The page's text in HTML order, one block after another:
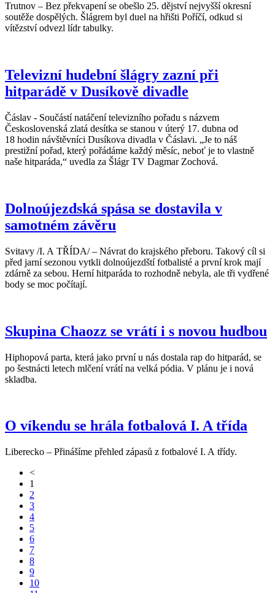
Trutnov – Bez překvapení se obešlo 25. dějství nejvyšší okresní
soutěže dospělých. Šlágrem byl duel na hřišti Poříčí, odkud si
vítězství odvezl lídr tabulky.
Televizní hudební šlágry zazní při
hitparádě v Dusíkově divadle
Čáslav - Součástí natáčení televizního pořadu s názvem
Československá zlatá desítka se stanou v úterý 17. dubna od
18 hodin návštěvníci Dusíkova divadla v Čáslavi. „Je to náš
prestižní pořad, který pořádáme každý měsíc, neboť je to vlastně
naše hitparáda,“ uvedla za Šlágr TV Dagmar Zochová.
Dolnoújezdská spása se dostavila v
samotném závěru
Svitavy /I. A TŘÍDA/ – Návrat do krajského přeboru. Takový cíl si
před jarní sezonou vytkli dolnoújezdští fotbalisté a první krok mají
zdárně za sebou. Herní hitparáda to rozhodně nebyla, ale tři vydřené
body se moc počítají.
Skupina Chaozz se vrátí i s novou hudbou
Hiphopová parta, která jako první u nás dostala rap do hitparád, se
po šestnácti letech mlčení vrátí na velká pódia. V plánu je i nová
skladba.
O víkendu se hrála fotbalová I. A třída
Liberecko – Přinášíme přehled zápasů z fotbalové I. A třídy.
<
1
2
3
4
5
6
7
8
9
10